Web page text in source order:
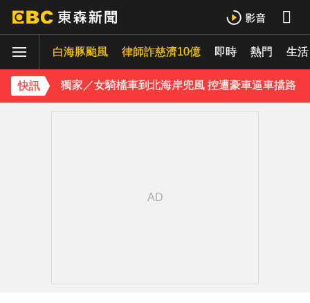
白海豚颱風 律師詐慈濟10億 即時 熱門 生活
快訊
獨家／女騎檔車到北海岸兜風 控遭豪車逼車擋路
中颱白海豚暴風圈逼近！7地區達停班課標準